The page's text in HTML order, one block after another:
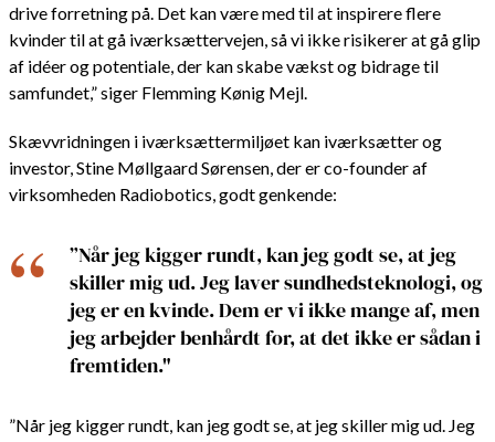
drive forretning på. Det kan være med til at inspirere flere
kvinder til at gå iværksættervejen, så vi ikke risikerer at gå glip
af idéer og potentiale, der kan skabe vækst og bidrage til
samfundet,” siger Flemming Kønig Mejl.
Skævvridningen i iværksættermiljøet kan iværksætter og
investor, Stine Møllgaard Sørensen, der er co-founder af
virksomheden Radiobotics, godt genkende:
”Når jeg kigger rundt, kan jeg godt se, at jeg
skiller mig ud. Jeg laver sundhedsteknologi, og
jeg er en kvinde. Dem er vi ikke mange af, men
jeg arbejder benhårdt for, at det ikke er sådan i
fremtiden."
”Når jeg kigger rundt, kan jeg godt se, at jeg skiller mig ud. Jeg